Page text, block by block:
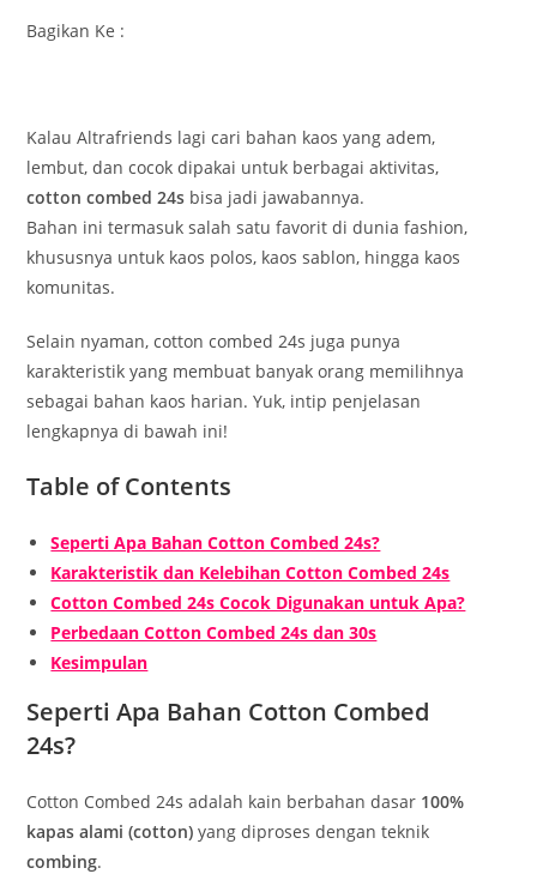
u
r
:
h
e
d
:
t
c
g
o
r
y
:
e
t
s
:
Bagikan Ke :
Kalau Altrafriends lagi cari bahan kaos yang adem,
lembut, dan cocok dipakai untuk berbagai aktivitas,
cotton combed 24s bisa jadi jawabannya.
Bahan ini termasuk salah satu favorit di dunia fashion,
khususnya untuk kaos polos, kaos sablon, hingga kaos
komunitas.
Selain nyaman, cotton combed 24s juga punya
karakteristik yang membuat banyak orang memilihnya
sebagai bahan kaos harian. Yuk, intip penjelasan
lengkapnya di bawah ini!
Table of Contents
Seperti Apa Bahan Cotton Combed 24s?
Karakteristik dan Kelebihan Cotton Combed 24s
Cotton Combed 24s Cocok Digunakan untuk Apa?
Perbedaan Cotton Combed 24s dan 30s
Kesimpulan
Seperti Apa Bahan Cotton Combed
24s?
Cotton Combed 24s adalah kain berbahan dasar 100%
kapas alami (cotton) yang diproses dengan teknik
combing.